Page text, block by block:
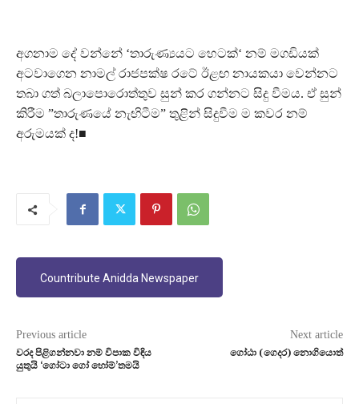
අගනාම දේ වන්නේ ‘තාරුණ්‍යයට හෙටක්‘ නම් මගඩියක්
අටවාගෙන නාමල් රාජපක්ෂ රටේ ඊළඟ නායකයා වෙන්නට
තබා ගත් බලාපොරොත්තුව සුන් කර ගන්නට සිදු වීමය. ඒ සුන්
කිරීම ”තාරුණයේ නැඟිටීම” තුළින් සිදුවීම ම කවර නම්
අරුමයක් ද!■
Countribute Anidda Newspaper
Previous article
වරද පිළිගන්නවා නම් විපාක විඳිය
යුතුයි ‘ගෝටා ගෝ හෝම්’තමයි
Next article
ගෝඨා (ගෙදර) නොගියොත්